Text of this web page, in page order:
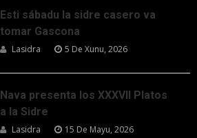
Esti sábadu la sidre casero va
tomar Gascona
Lasidra 5 De Xunu, 2026
Nava presenta los XXXVII Platos
a la Sidre
Lasidra 15 De Mayu, 2026